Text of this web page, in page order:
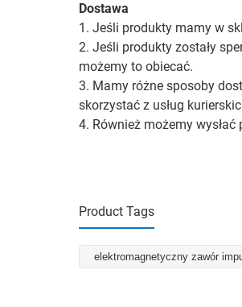
Dostawa
1. Jeśli produkty mamy w
2. Jeśli produkty zostały
możemy to obiecać.
3. Mamy różne sposoby
skorzystać z usług
4. Również możemy
Product Tags
elektromagnetyczny zawór